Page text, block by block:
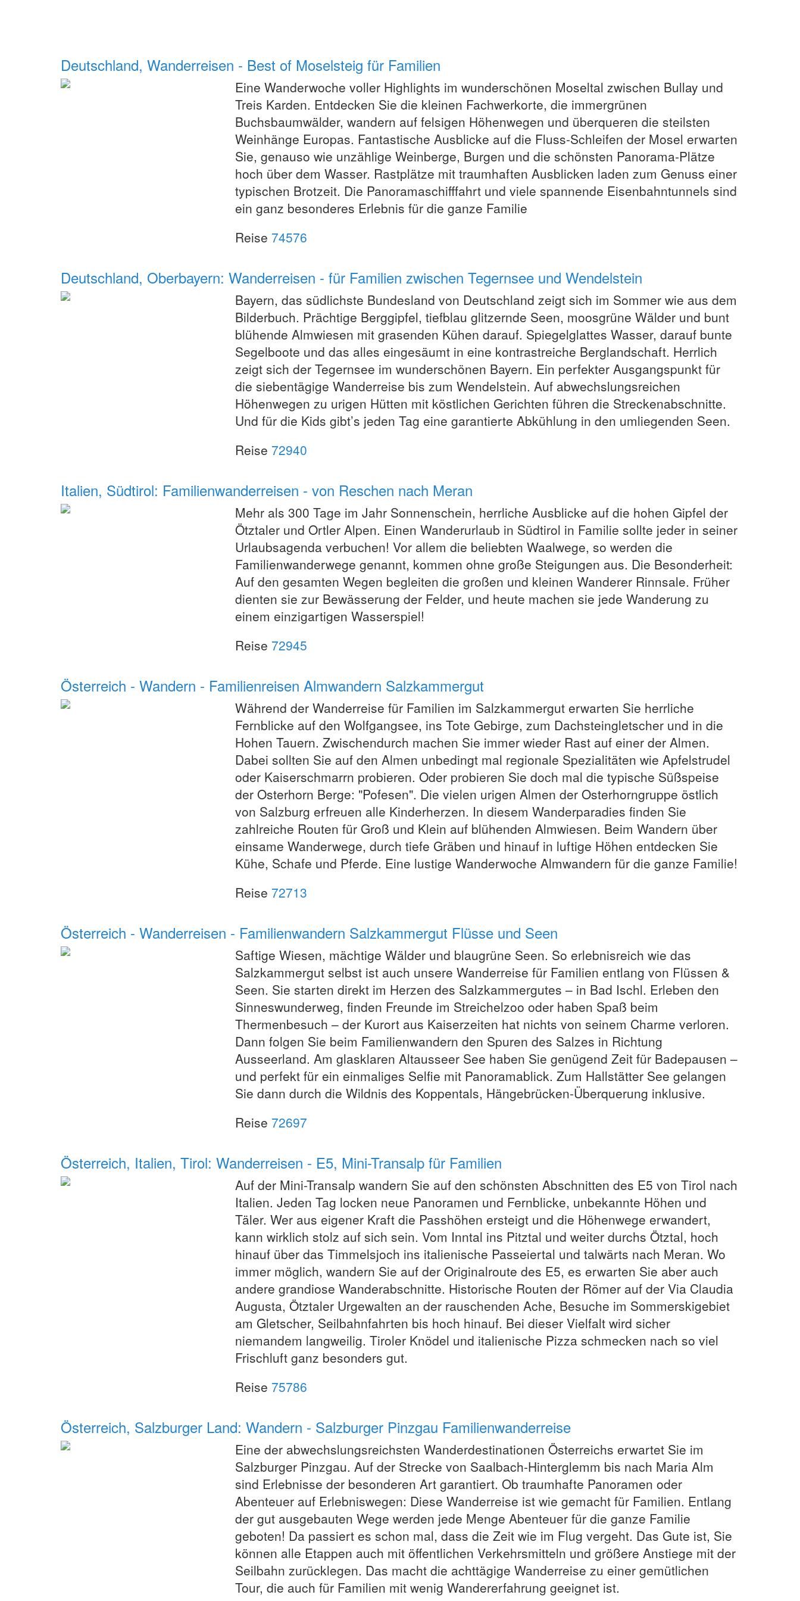
Deutschland, Wanderreisen - Best of Moselsteig für Familien
Eine Wanderwoche voller Highlights im wunderschönen Moseltal zwischen Bullay und
Treis Karden. Entdecken Sie die kleinen Fachwerkorte, die immergrünen
Buchsbaumwälder, wandern auf felsigen Höhenwegen und überqueren die steilsten
Weinhänge Europas. Fantastische Ausblicke auf die Fluss-Schleifen der Mosel erwarten
Sie, genauso wie unzählige Weinberge, Burgen und die schönsten Panorama-Plätze
hoch über dem Wasser. Rastplätze mit traumhaften Ausblicken laden zum Genuss einer
typischen Brotzeit. Die Panoramaschifffahrt und viele spannende Eisenbahntunnels sind
ein ganz besonderes Erlebnis für die ganze Familie
Reise 74576
Deutschland, Oberbayern: Wanderreisen - für Familien zwischen Tegernsee und Wendelstein
Bayern, das südlichste Bundesland von Deutschland zeigt sich im Sommer wie aus dem
Bilderbuch. Prächtige Berggipfel, tiefblau glitzernde Seen, moosgrüne Wälder und bunt
blühende Almwiesen mit grasenden Kühen darauf. Spiegelglattes Wasser, darauf bunte
Segelboote und das alles eingesäumt in eine kontrastreiche Berglandschaft. Herrlich
zeigt sich der Tegernsee im wunderschönen Bayern. Ein perfekter Ausgangspunkt für
die siebentägige Wanderreise bis zum Wendelstein. Auf abwechslungsreichen
Höhenwegen zu urigen Hütten mit köstlichen Gerichten führen die Streckenabschnitte.
Und für die Kids gibt’s jeden Tag eine garantierte Abkühlung in den umliegenden Seen.
Reise 72940
Italien, Südtirol: Familienwanderreisen - von Reschen nach Meran
Mehr als 300 Tage im Jahr Sonnenschein, herrliche Ausblicke auf die hohen Gipfel der
Ötztaler und Ortler Alpen. Einen Wanderurlaub in Südtirol in Familie sollte jeder in seiner
Urlaubsagenda verbuchen! Vor allem die beliebten Waalwege, so werden die
Familienwanderwege genannt, kommen ohne große Steigungen aus. Die Besonderheit:
Auf den gesamten Wegen begleiten die großen und kleinen Wanderer Rinnsale. Früher
dienten sie zur Bewässerung der Felder, und heute machen sie jede Wanderung zu
einem einzigartigen Wasserspiel!
Reise 72945
Österreich - Wandern - Familienreisen Almwandern Salzkammergut
Während der Wanderreise für Familien im Salzkammergut erwarten Sie herrliche
Fernblicke auf den Wolfgangsee, ins Tote Gebirge, zum Dachsteingletscher und in die
Hohen Tauern. Zwischendurch machen Sie immer wieder Rast auf einer der Almen.
Dabei sollten Sie auf den Almen unbedingt mal regionale Spezialitäten wie Apfelstrudel
oder Kaiserschmarrn probieren. Oder probieren Sie doch mal die typische Süßspeise
der Osterhorn Berge: "Pofesen". Die vielen urigen Almen der Osterhorngruppe östlich
von Salzburg erfreuen alle Kinderherzen. In diesem Wanderparadies finden Sie
zahlreiche Routen für Groß und Klein auf blühenden Almwiesen. Beim Wandern über
einsame Wanderwege, durch tiefe Gräben und hinauf in luftige Höhen entdecken Sie
Kühe, Schafe und Pferde. Eine lustige Wanderwoche Almwandern für die ganze Familie!
Reise 72713
Österreich - Wanderreisen - Familienwandern Salzkammergut Flüsse und Seen
Saftige Wiesen, mächtige Wälder und blaugrüne Seen. So erlebnisreich wie das
Salzkammergut selbst ist auch unsere Wanderreise für Familien entlang von Flüssen &
Seen. Sie starten direkt im Herzen des Salzkammergutes – in Bad Ischl. Erleben den
Sinneswunderweg, finden Freunde im Streichelzoo oder haben Spaß beim
Thermenbesuch – der Kurort aus Kaiserzeiten hat nichts von seinem Charme verloren.
Dann folgen Sie beim Familienwandern den Spuren des Salzes in Richtung
Ausseerland. Am glasklaren Altausseer See haben Sie genügend Zeit für Badepausen –
und perfekt für ein einmaliges Selfie mit Panoramablick. Zum Hallstätter See gelangen
Sie dann durch die Wildnis des Koppentals, Hängebrücken-Überquerung inklusive.
Reise 72697
Österreich, Italien, Tirol: Wanderreisen - E5, Mini-Transalp für Familien
Auf der Mini-Transalp wandern Sie auf den schönsten Abschnitten des E5 von Tirol nach
Italien. Jeden Tag locken neue Panoramen und Fernblicke, unbekannte Höhen und
Täler. Wer aus eigener Kraft die Passhöhen ersteigt und die Höhenwege erwandert,
kann wirklich stolz auf sich sein. Vom Inntal ins Pitztal und weiter durchs Ötztal, hoch
hinauf über das Timmelsjoch ins italienische Passeiertal und talwärts nach Meran. Wo
immer möglich, wandern Sie auf der Originalroute des E5, es erwarten Sie aber auch
andere grandiose Wanderabschnitte. Historische Routen der Römer auf der Via Claudia
Augusta, Ötztaler Urgewalten an der rauschenden Ache, Besuche im Sommerskigebiet
am Gletscher, Seilbahnfahrten bis hoch hinauf. Bei dieser Vielfalt wird sicher
niemandem langweilig. Tiroler Knödel und italienische Pizza schmecken nach so viel
Frischluft ganz besonders gut.
Reise 75786
Österreich, Salzburger Land: Wandern - Salzburger Pinzgau Familienwanderreise
Eine der abwechslungsreichsten Wanderdestinationen Österreichs erwartet Sie im
Salzburger Pinzgau. Auf der Strecke von Saalbach-Hinterglemm bis nach Maria Alm
sind Erlebnisse der besonderen Art garantiert. Ob traumhafte Panoramen oder
Abenteuer auf Erlebniswegen: Diese Wanderreise ist wie gemacht für Familien. Entlang
der gut ausgebauten Wege werden jede Menge Abenteuer für die ganze Familie
geboten! Da passiert es schon mal, dass die Zeit wie im Flug vergeht. Das Gute ist, Sie
können alle Etappen auch mit öffentlichen Verkehrsmitteln und größere Anstiege mit der
Seilbahn zurücklegen. Das macht die achttägige Wanderreise zu einer gemütlichen
Tour, die auch für Familien mit wenig Wandererfahrung geeignet ist.